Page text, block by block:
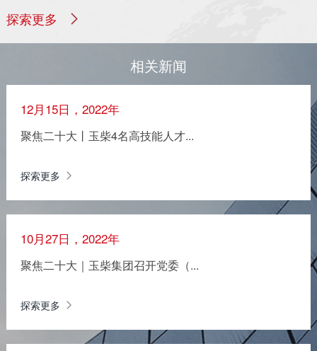
探索更多
相关新闻
12月15日，2022年
聚焦二十大丨玉柴4名高技能人才...
探索更多
10月27日，2022年
聚焦二十大｜玉柴集团召开党委（...
探索更多